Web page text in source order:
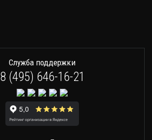
Служба поддержки
8 (495) 646-16-21